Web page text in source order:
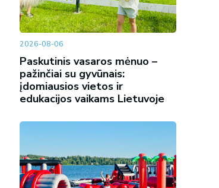
2026-08-06
Paskutinis vasaros mėnuo –
pažinčiai su gyvūnais:
įdomiausios vietos ir
edukacijos vaikams Lietuvoje